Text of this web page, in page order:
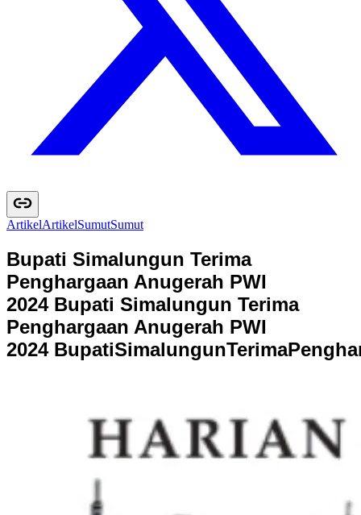
ArtikelArtikelSumutSumut
Bupati Simalungun Terima
Penghargaan Anugerah PWI
2024 Bupati Simalungun Terima
Penghargaan Anugerah PWI
2024 BupatiSimalungunTerimaPengha